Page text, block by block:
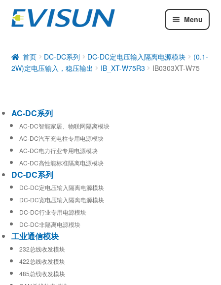
Menu
DC-DC系列
工业通信模块
首页 DC-DC系列 DC-DC定电压输入隔离电源模块
(0.1-
2W)定电压输入，稳压输出
IB_XT-W75R3 IB0303XT-W75
AC-DC系列
AC-DC智能家居、物联网隔离模块
AC-DC汽车充电柱专用电源模块
AC-DC电力行业专用电源模块
AC-DC高性能标准隔离电源模块
DC-DC系列
DC-DC定电压输入隔离电源模块
DC-DC宽电压输入隔离电源模块
DC-DC行业专用电源模块
DC-DC非隔离电源模块
工业通信模块
232总线收发模块
422总线收发模块
485总线收发模块